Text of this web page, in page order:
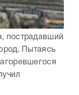
пострадавший
Пытаясь